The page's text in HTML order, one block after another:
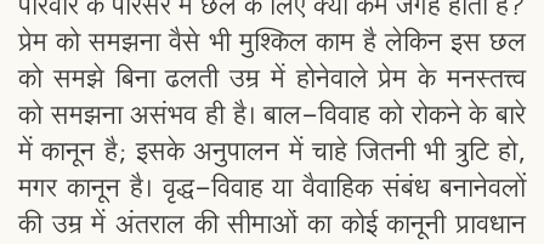
प्रेम को समझना वैसे भी मुश्किल काम है लेकिन इस छल
को समझे बिना ढलती उम्र में होनेवाले प्रेम के मनस्तत्त्व
को समझना असंभव ही है। बाल-विवाह को रोकने के बारे
में कानून है; इसके अनुपालन में चाहे जितनी भी त्रुटि हो,
मगर कानून है। वृद्ध-विवाह या वैवाहिक संबंध बनानेवलों
की उम्र में अंतराल की सीमाओं का कोई कानूनी प्रावधान